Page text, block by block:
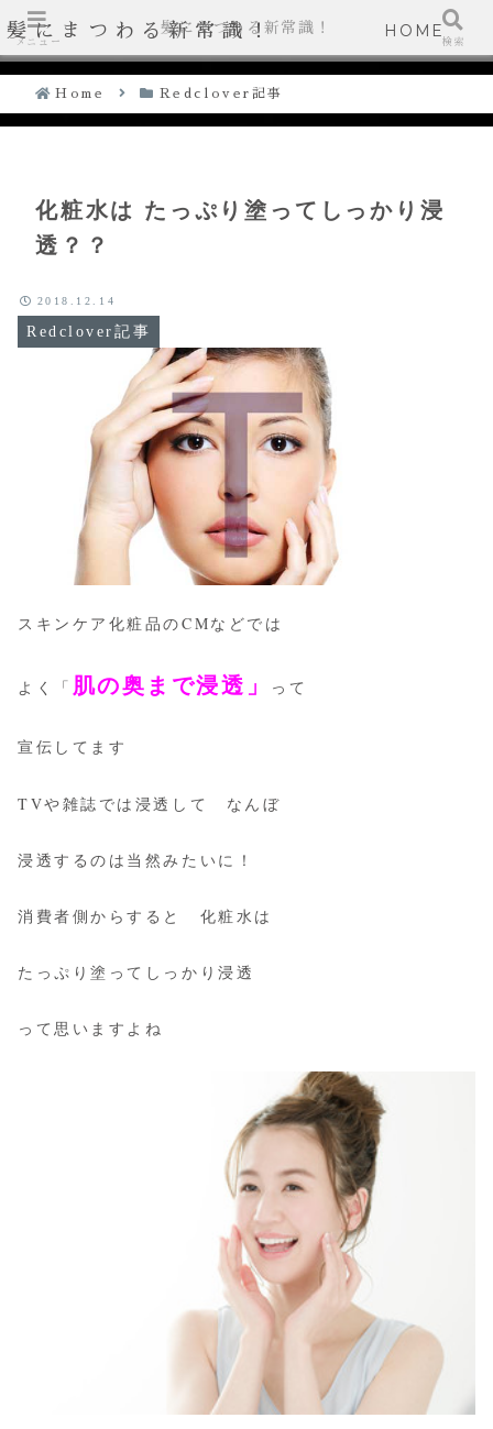
髪にまつわる新常識！ HOME
Home Redclover記事
化粧水は たっぷり塗ってしっかり浸
透？？
Redclover記事
2018.12.14
スキンケア化粧品のCMなどでは
よく「 肌の奥まで浸透」 って
宣伝してます
TVや雑誌では浸透して なんぼ
浸透するのは当然みたいに！
消費者側からすると 化粧水は
たっぷり塗ってしっかり浸透
って思いますよね
メニュー
髪にまつわる新常識！
検索